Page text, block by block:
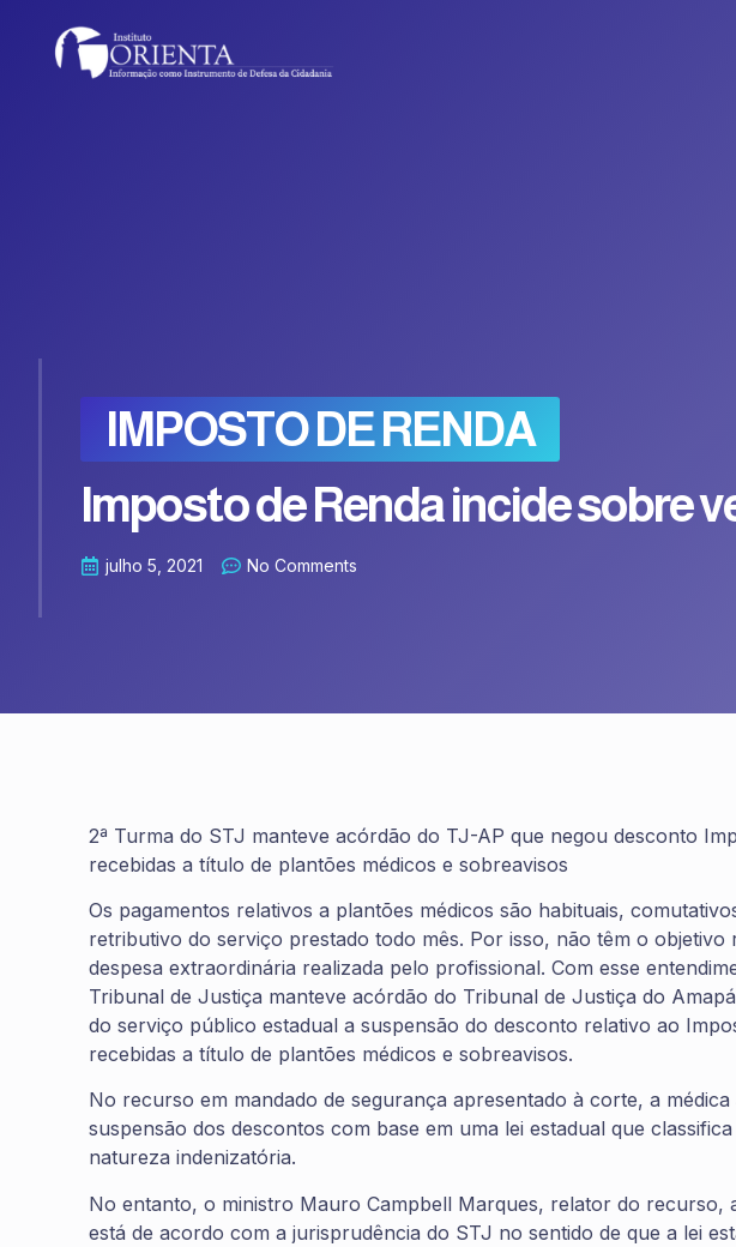
IMPOSTO DE RENDA
Imposto de Renda incide sobre
julho 5, 2021 No Comments
2ª Turma do STJ manteve acórdão do TJ-AP que negou desconto
recebidas a título de plantões médicos e sobreavisos
Os pagamentos relativos a plantões médicos são habituais,
retributivo do serviço prestado todo mês. Por isso, não têm o objetivo
despesa extraordinária realizada pelo profissional. Com esse
Tribunal de Justiça manteve acórdão do Tribunal de Justiça do
do serviço público estadual a suspensão do desconto relativo ao
recebidas a título de plantões médicos e sobreavisos.
No recurso em mandado de segurança apresentado à corte, a
suspensão dos descontos com base em uma lei estadual que
natureza indenizatória.
No entanto, o ministro Mauro Campbell Marques, relator do recurso,
está de acordo com a jurisprudência do STJ no sentido de que a lei